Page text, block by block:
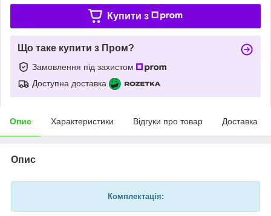
Купити з
Що таке купити з Пром?
Замовлення під захистом
Доступна доставка
Опис Характеристики Відгуки про товар Доставка
Опис
Комплектація: